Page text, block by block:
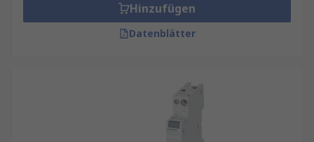
Hinzufügen
Datenblätter